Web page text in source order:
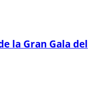
la Gran Gala del